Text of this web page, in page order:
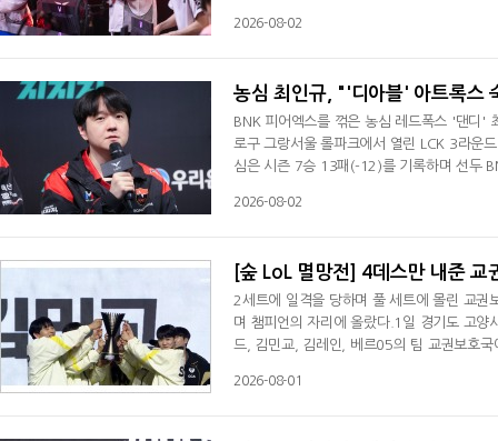
kt는 박강준과 함께 '퍼펙트' 이승민, '커즈'
2026-08-02
농심 최인규, "'디아블' 아트록스
BNK 피어엑스를 꺾은 농심 레드폭스 '댄디'
로구 그랑서울 롤파크에서 열린 LCK 3라운
심은 시즌 7승 13패(-12)를 기록하며 선두
했었고 이번에 좋은 기회가 온 거 같아서 선
2026-08-02
[숲 LoL 멸망전] 4데스만 내준 교
2세트에 일격을 당하며 풀 세트에 몰린 교권
며 챔피언의 자리에 올랐다.1일 경기도 고
드, 김민교, 김레인, 베르05의 팀 교권보호
역 교전서 코르키를 잡으며 따라 붙었다. 고
2026-08-01